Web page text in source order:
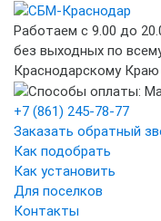
Работаем с 9.00 до
без выходных по
Краснодарскому Краю
+7 (861) 245-78-77
Заказать обратный
Как подобрать
Как установить
Для поселков
Контакты